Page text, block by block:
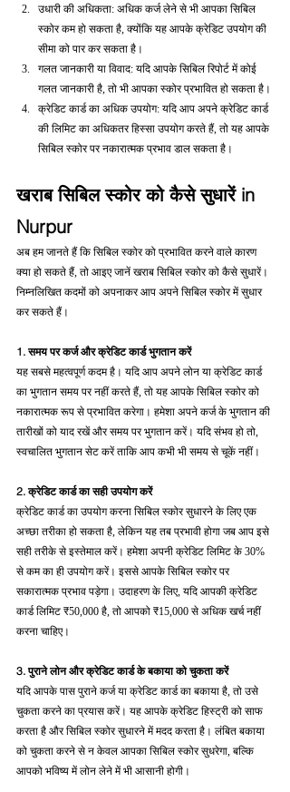
उधारी की अधिकता: अधिक कर्ज लेने से भी आपका सिबिल
स्कोर कम हो सकता है, क्योंकि यह आपके क्रेडिट उपयोग की
सीमा को पार कर सकता है।
गलत जानकारी या विवाद: यदि आपके सिबिल रिपोर्ट में कोई
गलत जानकारी है, तो भी आपका स्कोर प्रभावित हो सकता है।
क्रेडिट कार्ड का अधिक उपयोग: यदि आप अपने क्रेडिट कार्ड
की लिमिट का अधिकतर हिस्सा उपयोग करते हैं, तो यह आपके
सिबिल स्कोर पर नकारात्मक प्रभाव डाल सकता है।
खराब सिबिल स्कोर को कैसे सुधारें in
Nurpur
अब हम जानते हैं कि सिबिल स्कोर को प्रभावित करने वाले कारण
क्या हो सकते हैं, तो आइए जानें खराब सिबिल स्कोर को कैसे सुधारें।
निम्नलिखित कदमों को अपनाकर आप अपने सिबिल स्कोर में सुधार
कर सकते हैं।
1. समय पर कर्ज और क्रेडिट कार्ड भुगतान करें
यह सबसे महत्वपूर्ण कदम है। यदि आप अपने लोन या क्रेडिट कार्ड
का भुगतान समय पर नहीं करते हैं, तो यह आपके सिबिल स्कोर को
नकारात्मक रूप से प्रभावित करेगा। हमेशा अपने कर्ज के भुगतान की
तारीखों को याद रखें और समय पर भुगतान करें। यदि संभव हो तो,
स्वचालित भुगतान सेट करें ताकि आप कभी भी समय से चूकें नहीं।
2. क्रेडिट कार्ड का सही उपयोग करें
क्रेडिट कार्ड का उपयोग करना सिबिल स्कोर सुधारने के लिए एक
अच्छा तरीका हो सकता है, लेकिन यह तब प्रभावी होगा जब आप इसे
सही तरीके से इस्तेमाल करें। हमेशा अपनी क्रेडिट लिमिट के 30%
से कम का ही उपयोग करें। इससे आपके सिबिल स्कोर पर
सकारात्मक प्रभाव पड़ेगा। उदाहरण के लिए, यदि आपकी क्रेडिट
कार्ड लिमिट ₹50,000 है, तो आपको ₹15,000 से अधिक खर्च नहीं
करना चाहिए।
3. पुराने लोन और क्रेडिट कार्ड के बकाया को चुकता करें
यदि आपके पास पुराने कर्ज या क्रेडिट कार्ड का बकाया है, तो उसे
चुकता करने का प्रयास करें। यह आपके क्रेडिट हिस्ट्री को साफ
करता है और सिबिल स्कोर सुधारने में मदद करता है। लंबित बकाया
को चुकता करने से न केवल आपका सिबिल स्कोर सुधरेगा, बल्कि
आपको भविष्य में लोन लेने में भी आसानी होगी।